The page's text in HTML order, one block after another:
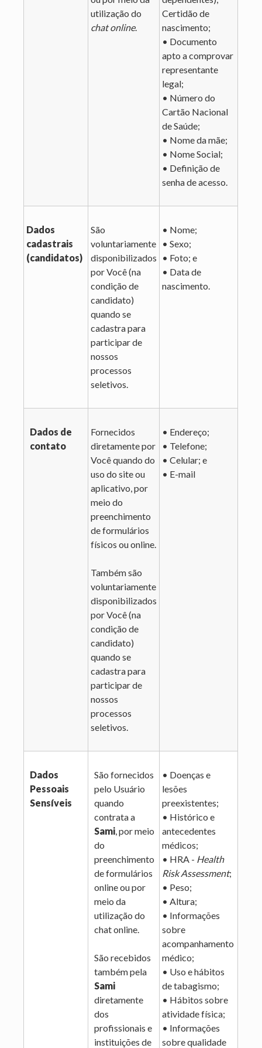
utilização do
chatonline.
Certidão de
nascimento;
• Documento
apto a comprovar
representante
legal;
• Número do
Cartão Nacional
de Saúde;
• Nome da mãe;
• Nome Social;
• Definição de
senha de acesso.
Dados
cadastrais
(candidatos)
São
voluntariamente
disponibilizados
por Você (na
condição de
candidato)
quando se
cadastra para
participar de
nossos
processos
seletivos.
• Nome;
• Sexo;
• Foto; e
• Data de
nascimento.
Dados de
contato
Fornecidos
diretamente por
Você quando do
uso do site ou
aplicativo, por
meio do
preenchimento
de formulários
físicos ou online.
Também são
voluntariamente
disponibilizados
por Você (na
condição de
candidato)
quando se
cadastra para
participar de
nossos
processos
seletivos.
• Endereço;
• Telefone;
• Celular; e
• E-mail
Dados
Pessoais
Sensíveis
São fornecidos
pelo Usuário
quando
contrata a
Sami , por meio
do
preenchimento
de formulários
online ou por
meio da
utilização do
chat online.
São recebidos
também pela
Sami
diretamente
dos
profissionais e
instituições de
• Doenças e
lesões
preexistentes;
• Histórico e
antecedentes
médicos;
• HRA - Health
Risk Assessment;
• Peso;
• Altura;
• Informações
sobre
acompanhamento
médico;
• Uso e hábitos
de tabagismo;
• Hábitos sobre
atividade física;
• Informações
sobre qualidade